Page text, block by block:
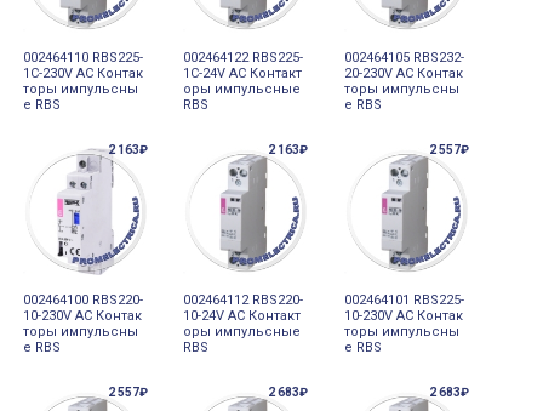
002464110 RBS225-
1C-230V AC Контак
торы импульсны
е RBS
002464122 RBS225-
1C-24V AC Контакт
оры импульсные
RBS
002464105 RBS232-
20-230V AC Контак
торы импульсны
е RBS
2 163₽
002464100 RBS220-
10-230V AC Контак
торы импульсны
е RBS
2 163₽
002464112 RBS220-
10-24V AC Контакт
оры импульсные
RBS
2 557₽
002464101 RBS225-
10-230V AC Контак
торы импульсны
е RBS
2 557₽ 2 683₽ 2 683₽